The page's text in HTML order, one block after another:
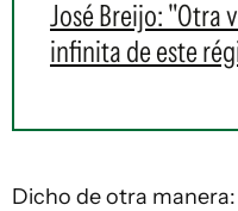
José Breijo: "Otra
infinita de este
Dicho de otra